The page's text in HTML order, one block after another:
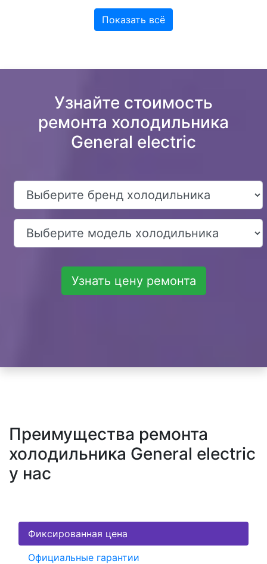
Показать всё
Узнайте стоимость
ремонта холодильника
General electric
Узнать цену ремонта
Преимущества ремонта
холодильника General electric
у нас
Фиксированная цена
Официальные гарантии